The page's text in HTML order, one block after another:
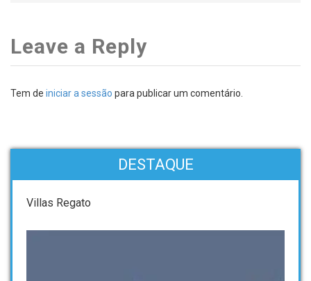
Leave a Reply
Tem de iniciar a sessão para publicar um comentário.
DESTAQUE
Villas Regato